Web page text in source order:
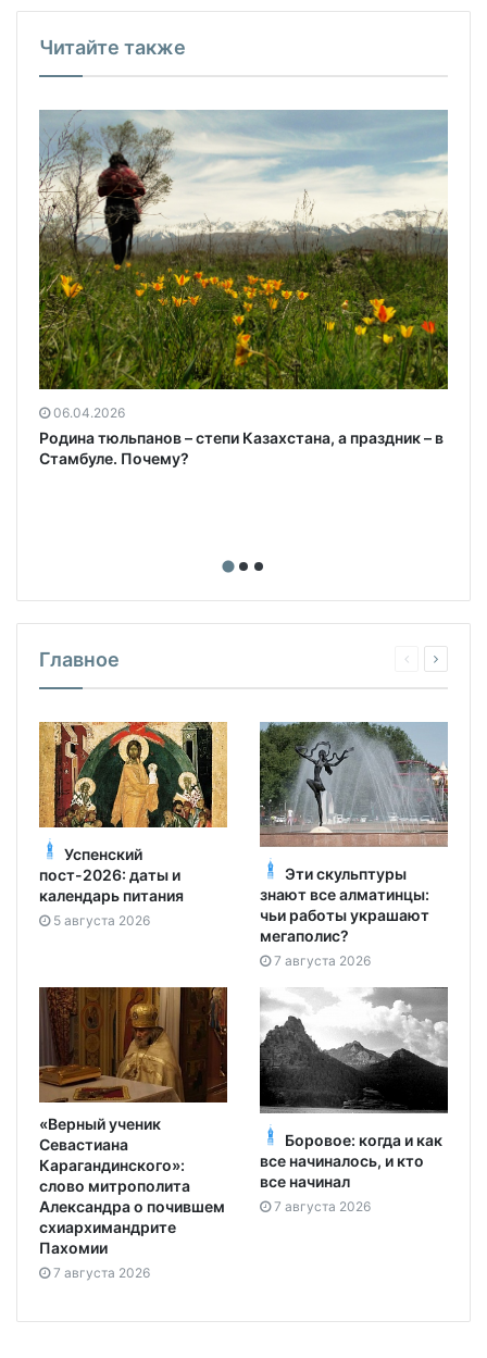
Читайте также
06.04.2026
Родина тюльпанов – степи Казахстана, а праздник – в
Стамбуле. Почему?
Главное
Успенский
пост-2026: даты и
календарь питания
5 августа 2026
Эти скульптуры
знают все алматинцы:
чьи работы украшают
мегаполис?
7 августа 2026
«Верный ученик
Севастиана
Карагандинского»:
слово митрополита
Александра о почившем
схиархимандрите
Пахомии
7 августа 2026
Боровое: когда и как
все начиналось, и кто
все начинал
7 августа 2026